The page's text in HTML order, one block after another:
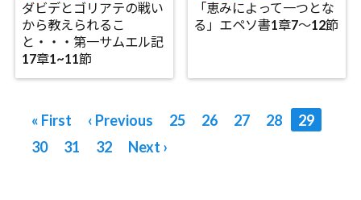
ダビデとゴリアテの戦い
から教えられるこ
と・・・第一サムエル記
17章1~11節
「恵みによって一つとな
る」エペソ書1章7～12節
« First ‹ Previous 25 26 27 28
29
30
31 32 Next ›